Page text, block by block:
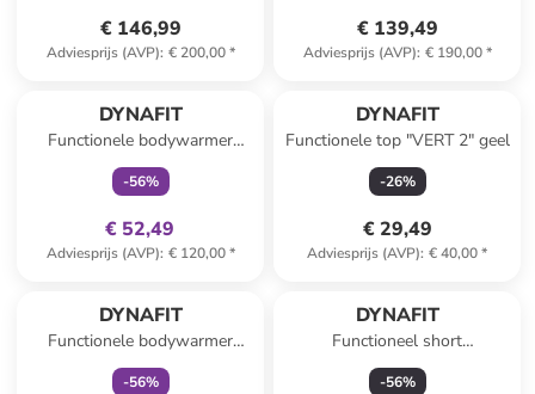
€ 146,99
Adviesprijs (AVP): € 200,00*
€ 139,49
Adviesprijs (AVP): € 190,00*
DYNAFIT
Functionele bodywarmer
"RIDE LIGHT" rood
-56%
€ 52,49
Adviesprijs (AVP): € 120,00*
DYNAFIT
Functionele top "VERT 2" geel
-26%
€ 29,49
Adviesprijs (AVP): € 40,00*
DYNAFIT
Functionele bodywarmer
"RIDE LIGHT" turquoise
-56%
DYNAFIT
Functioneel short
"TRANSALPER" taupe
-56%